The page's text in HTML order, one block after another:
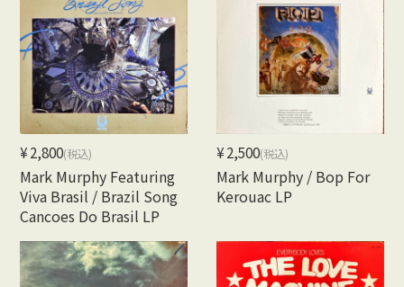
¥2,800(税込)
Mark Murphy Featuring
Viva Brasil / Brazil Song
Cancoes Do Brasil LP
¥2,500(税込)
Mark Murphy / Bop For
Kerouac LP